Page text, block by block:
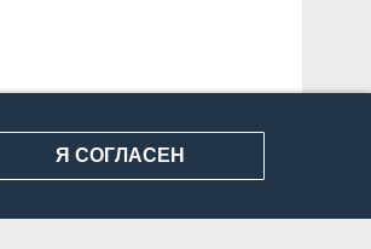
Я СОГЛАСЕН